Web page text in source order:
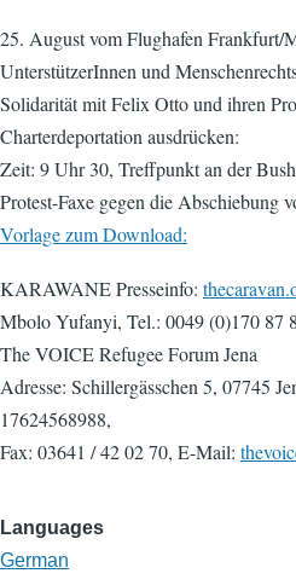
25. August vom Flughafen Frankfurt/
UnterstützerInnen und
Solidarität mit Felix Otto und ihren
Charterdeportation ausdrücken:
Zeit: 9 Uhr 30, Treffpunkt an der
Protest-Faxe gegen die Abschiebung
Vorlage zum Download:
KARAWANE Presseinfo:
Mbolo Yufanyi, Tel.: 0049 (0)170 87
The VOICE Refugee Forum Jena
Adresse: Schillergässchen 5, 07745
17624568988,
Fax: 03641 / 42 02 70, E-Mail:
Languages
German